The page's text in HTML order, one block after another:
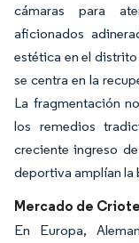
cámaras para
aficionados
estética en el
se centra en la
La fragmentación
los remedios
creciente ingreso
deportiva amplían la
Mercado de
En Europa,